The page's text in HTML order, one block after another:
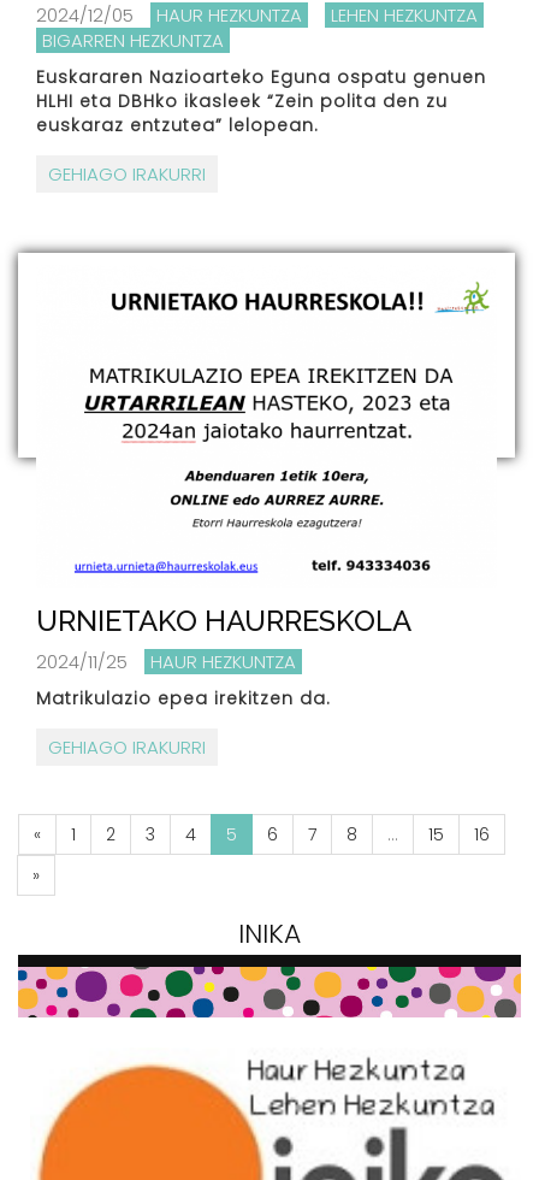
2024/12/05 HAUR HEZKUNTZA
LEHEN HEZKUNTZA
BIGARREN HEZKUNTZA
Euskararen Nazioarteko Eguna ospatu genuen
HLHI eta DBHko ikasleek “Zein polita den zu
euskaraz entzutea” lelopean.
GEHIAGO IRAKURRI
URNIETAKO HAURRESKOLA
2024/11/25 HAUR HEZKUNTZA
Matrikulazio epea irekitzen da.
GEHIAGO IRAKURRI
« 1 2 3 4 5 6 7 8 ... 15
16
»
INIKA